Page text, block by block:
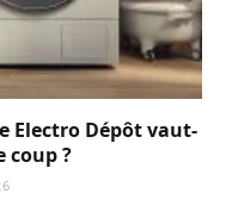
Electro Dépôt vaut-
coup ?